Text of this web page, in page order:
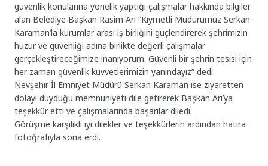
güvenlik konularına yönelik yaptığı çalışmalar hakkında bilgiler
alan Belediye Başkan Rasim Arı “Kıymetli Müdürümüz Serkan
Karaman’la kurumlar arası iş birliğini güçlendirerek şehrimizin
huzur ve güvenliği adına birlikte değerli çalışmalar
gerçekleştireceğimize inanıyorum. Güvenli bir şehrin tesisi için
her zaman güvenlik kuvvetlerimizin yanındayız” dedi.
Nevşehir İl Emniyet Müdürü Serkan Karaman ise ziyaretten
dolayı duyduğu memnuniyeti dile getirerek Başkan Arı’ya
teşekkür etti ve çalışmalarında başarılar diledi.
Görüşme karşılıklı iyi dilekler ve teşekkürlerin ardından hatıra
fotoğrafıyla sona erdi.